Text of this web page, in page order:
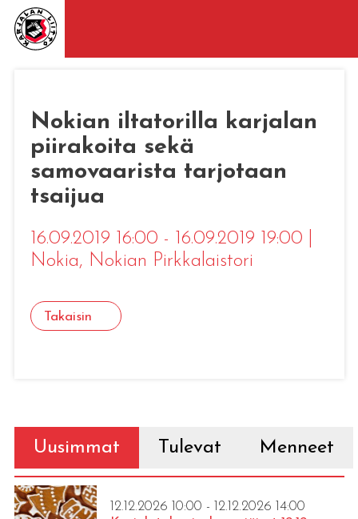
Nokian iltatorilla karjalan
piirakoita sekä
samovaarista tarjotaan
tsaijua
16.09.2019 16:00 - 16.09.2019 19:00
Nokia, Nokian Pirkkalaistori
Takaisin
Uusimmat Tulevat Menneet
12.12.2026 10:00 - 12.12.2026 14:00